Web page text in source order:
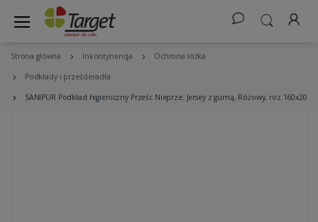
Strona główna Inkontynencja Ochrona łóżka
Podkłady i prześcieradła
SANIPUR Podkład higieniczny Prześc Nieprze. Jersey z gumą, Różowy,